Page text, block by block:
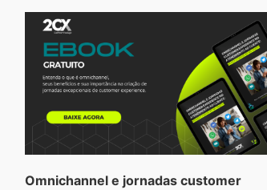
Omnichannel e jornadas customer